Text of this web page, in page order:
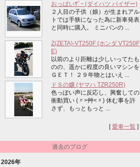
おっぱいｻﾞｰ (ダイハツ パイザー)
２人目の子供（娘）が生まれアル
トでは手狭になった為に新車発表
と同時に購入。 ミニバンの ...
Z(ZETA)-VT250F (ホンダ VT250F
E)
以前のより距離は少しいってたも
のの、遥かに程度の良いマシンを
ＧＥＴ！ ２９年物とはいえ ...
ドＳの嬢 (ヤマハ TZR250R)
色っぽい声に反応し、興奮しての
衝動買い (〃>艸<〃) 休む事を許
さず、もっともっと ...
[愛車一覧 ]
過去のブログ
2026年